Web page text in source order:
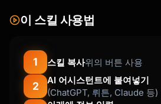
$300K-$550K
────────────────
• Tuition and fees (college,
$10K/year)
이 스킬 사용법
1 스킬 복사위의 버튼 사용
2
AI 어시스턴트에 붙여넣기
(ChatGPT, 뤼튼, Claude 등)